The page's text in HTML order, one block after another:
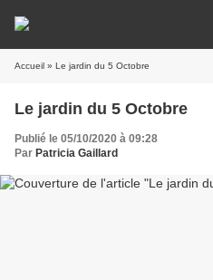
Accueil » Le jardin du 5 Octobre
Le jardin du 5 Octobre
Publié le 05/10/2020 à 09:28
Par Patricia Gaillard